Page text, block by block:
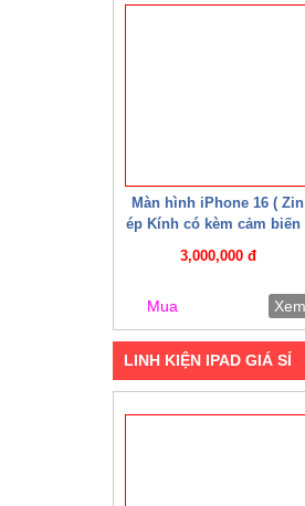
Màn hình iPhone 16 ( Zin
ép Kính có kèm cảm biến
3,000,000 đ
Mua Xem
LINH KIỆN IPAD GIÁ SỈ